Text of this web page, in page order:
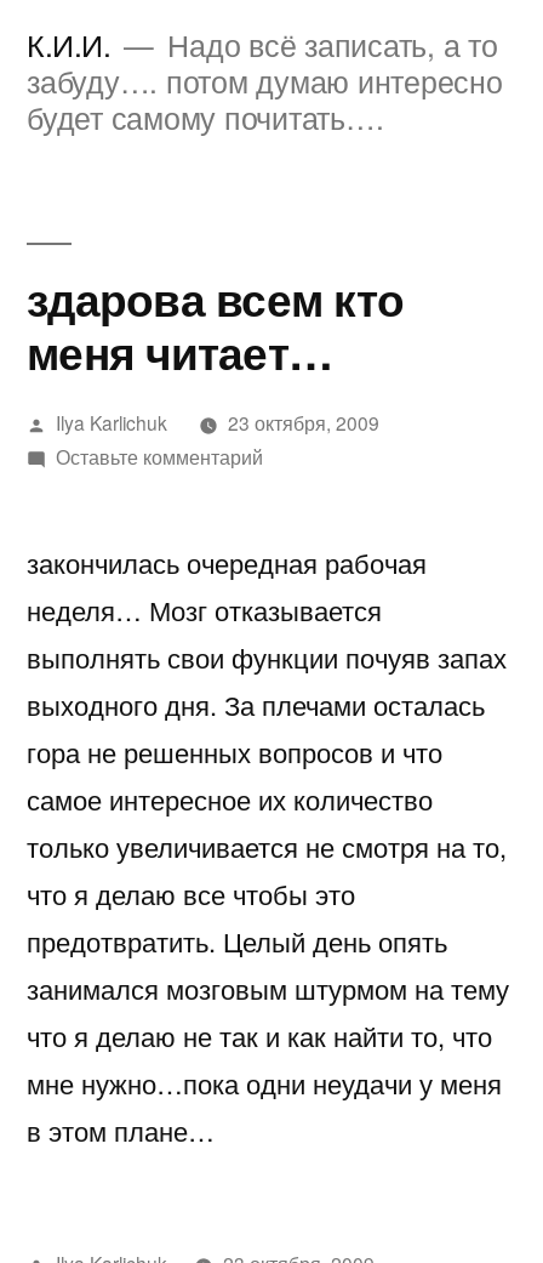
содержимому
К.И.И.
Надо всё записать, а то
забуду…. потом думаю интересно
будет самому почитать….
здарова всем кто
меня читает…
Написано
автором
Ilya Karlichuk
23 октября, 2009
Оставьте комментарийк
кто
читает…
закончилась очередная рабочая
неделя… Мозг отказывается
выполнять свои функции почуяв запах
выходного дня. За плечами осталась
гора не решенных вопросов и что
самое интересное их количество
только увеличивается не смотря на то,
что я делаю все чтобы это
предотвратить. Целый день опять
занимался мозговым штурмом на тему
что я делаю не так и как найти то, что
мне нужно…пока одни неудачи у меня
в этом плане…